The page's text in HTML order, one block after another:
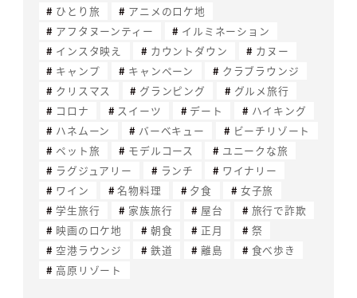
ひとり旅
アニメのロケ地
アフタヌーンティー
イルミネーション
インスタ映え
カウントダウン
カヌー
キャンプ
キャンペーン
クラブラウンジ
クリスマス
グランピング
グルメ旅行
コロナ
スイーツ デート
ハイキング
ハネムーン
バーベキュー
ビーチリゾート
ペット旅
モデルコース
ユニークな旅
ラグジュアリー
ランチ
ワイナリー
ワイン
名物料理 夕食
女子旅
学生旅行
家族旅行 屋台
旅行で詐欺
映画のロケ地
朝食 正月
祭
空港ラウンジ
鉄道 離島
食べ歩き
高原リゾート